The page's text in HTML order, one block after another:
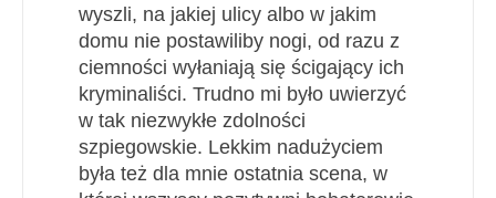
wyszli, na jakiej ulicy albo w jakim
domu nie postawiliby nogi, od razu z
ciemności wyłaniają się ścigający ich
kryminaliści. Trudno mi było uwierzyć
w tak niezwykłe zdolności
szpiegowskie. Lekkim nadużyciem
była też dla mnie ostatnia scena, w